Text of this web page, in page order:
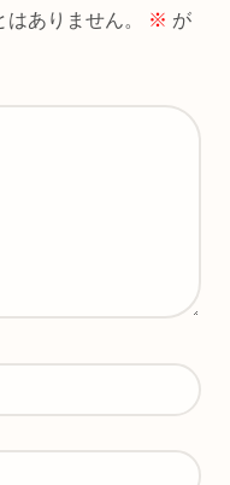
ありません。 ※ が